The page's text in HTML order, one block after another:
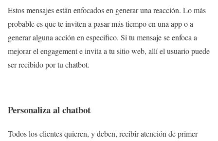
Estos mensajes están enfocados en generar una reacción. Lo más
probable es que te inviten a pasar más tiempo en una app o a
generar alguna acción en específico. Si tu mensaje se enfoca a
mejorar el engagement e invita a tu sitio web, allí el usuario puede
ser recibido por tu chatbot.
Personaliza al chatbot
Todos los clientes quieren, y deben, recibir atención de primer